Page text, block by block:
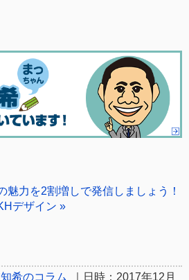
魅力を2割増しで発信しましょう！
デザイン »
希のコラム
｜日時：2017年12月